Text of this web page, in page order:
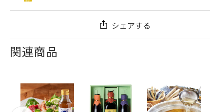
シェアする
関連商品